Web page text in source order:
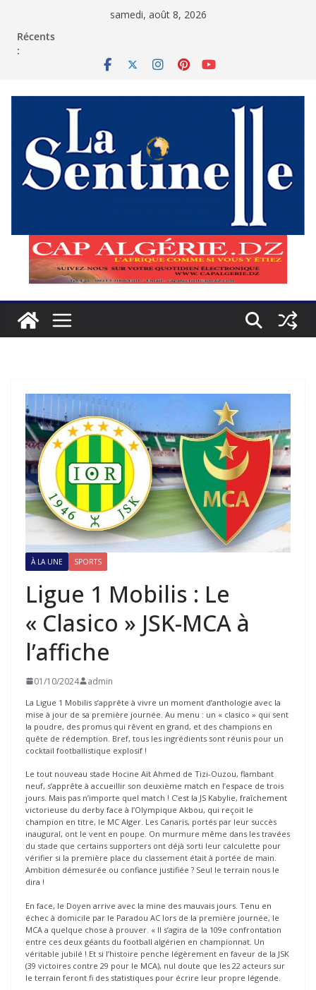
samedi, août 8, 2026
Récents
:
À LA UNE SPORTS
Ligue 1 Mobilis : Le
« Clasico » JSK-MCA à
l’affiche
01/10/2024 admin
La Ligue 1 Mobilis s’apprête à vivre un moment d’anthologie avec la
mise à jour de sa première journée. Au menu : un « clasico » qui sent
la poudre, des promus qui rêvent en grand, et des champions en
quête de rédemption. Bref, tous les ingrédients sont réunis pour un
cocktail footballistique explosif !
Le tout nouveau stade Hocine Aït Ahmed de Tizi-Ouzou, flambant
neuf, s’apprête à accueillir son deuxième match en l’espace de trois
jours. Mais pas n’importe quel match ! C’est la JS Kabylie, fraîchement
victorieuse du derby face à l’Olympique Akbou, qui reçoit le
champion en titre, le MC Alger. Les Canaris, portés par leur succès
inaugural, ont le vent en poupe. On murmure même dans les travées
du stade que certains supporters ont déjà sorti leur calculette pour
vérifier si la première place du classement était à portée de main.
Ambition démesurée ou confiance justifiée ? Seul le terrain nous le
dira !
En face, le Doyen arrive avec la mine des mauvais jours. Tenu en
échec à domicile par le Paradou AC lors de la première journée, le
MCA a quelque chose à prouver. « Il s’agira de la 109e confrontation
entre ces deux géants du football algérien en championnat. Un
véritable jubilé ! Et si l’histoire penche légèrement en faveur de la JSK
(39 victoires contre 29 pour le MCA), nul doute que les 22 acteurs sur
le terrain feront fi des statistiques pour écrire leur propre légende.